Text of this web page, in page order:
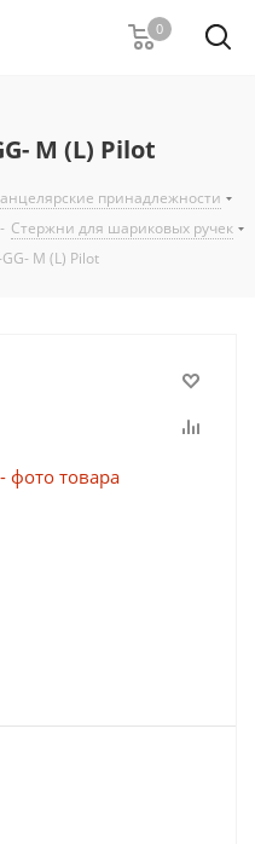
0
M (L) Pilot
принадлежности
- Стержни для шариковых ручек
M (L) Pilot